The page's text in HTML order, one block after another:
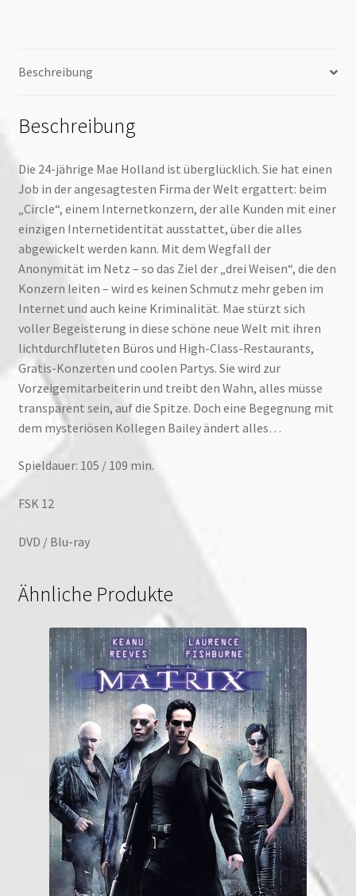
Beschreibung
Beschreibung
Die 24-jährige Mae Holland ist überglücklich. Sie hat einen
Job in der angesagtesten Firma der Welt ergattert: beim
„Circle“, einem Internetkonzern, der alle Kunden mit einer
einzigen Internetidentität ausstattet, über die alles
abgewickelt werden kann. Mit dem Wegfall der
Anonymität im Netz – so das Ziel der „drei Weisen“, die den
Konzern leiten – wird es keinen Schmutz mehr geben im
Internet und auch keine Kriminalität. Mae stürzt sich
voller Begeisterung in diese schöne neue Welt mit ihren
lichtdurchfluteten Büros und High-Class-Restaurants,
Gratis-Konzerten und coolen Partys. Sie wird zur
Vorzeigemitarbeiterin und treibt den Wahn, alles müsse
transparent sein, auf die Spitze. Doch eine Begegnung mit
dem mysteriösen Kollegen Bailey ändert alles…
Spieldauer: 105 / 109 min.
FSK 12
DVD / Blu-ray
Ähnliche Produkte